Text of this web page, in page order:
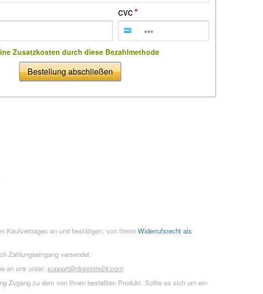
CVC
Zusatzkosten durch diese Bezahlmethode
Bestellung abschließen
Kaufvertrages an und bestätigen, von Ihrem Widerrufsrecht als
Zahlungseingang versendet.
an uns unter: support@digistore24.com
Zugang zu dem von Ihnen bestellten Produkt. Sollte es sich um ein